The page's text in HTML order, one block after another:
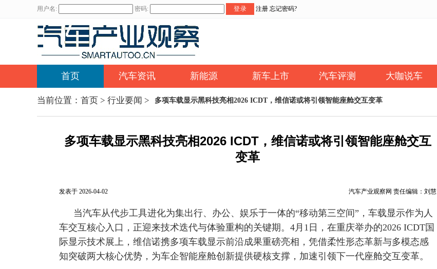
用户名: 密码: 登录 注册 忘记密码?
首页 汽车资讯 新能源 新车上市 汽车评测 大咖说车
当前位置： 首页 > 行业要闻 > 多项车载显示黑科技亮相2026 ICDT，维信诺或将引领智能座舱交互变革
多项车载显示黑科技亮相2026 ICDT，维信诺或将引领智能座舱交互
变革
发表于 2026-04-02 汽车产业观察网 责任编辑：刘慧
当汽车从代步工具进化为集出行、办公、娱乐于一体的“移动第三空间”，车载显示作为人
车交互核心入口，正迎来技术迭代与体验重构的关键期。4月1日，在重庆举办的2026 ICDT国
际显示技术展上，维信诺携多项车载显示前沿成果重磅亮相，凭借柔性形态革新与多模态感
知突破两大核心优势，为车企智能座舱创新提供硬核支撑，加速引领下一代座舱交互变革。